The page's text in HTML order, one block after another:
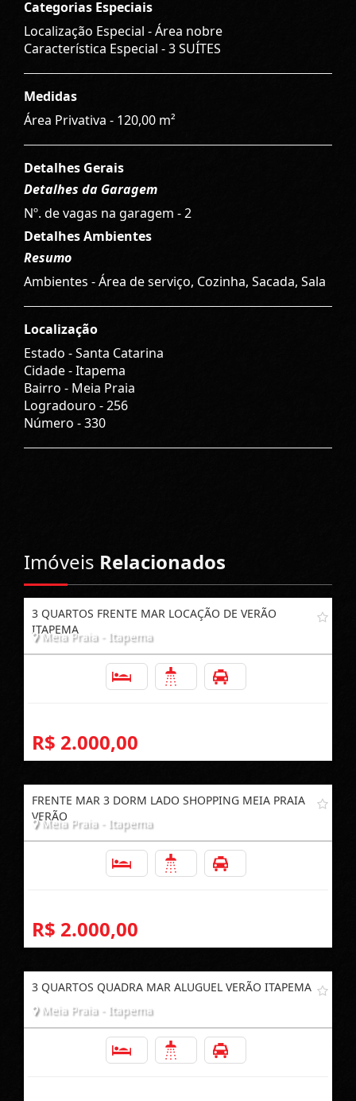
Categorias Especiais
Localização Especial - Área nobre
Característica Especial - 3 SUÍTES
Medidas
Área Privativa - 120,00 m²
Detalhes Gerais
Detalhes da Garagem
Nº. de vagas na garagem - 2
Detalhes Ambientes
Resumo
Ambientes - Área de serviço, Cozinha, Sacada, Sala
Localização
Estado -Santa Catarina
Cidade -Itapema
Bairro - Meia Praia
Logradouro -256
Número -330
Imóveis Relacionados
3 QUARTOS FRENTE MAR LOCAÇÃO DE VERÃO
ITAPEMA
Meia Praia - Itapema
R$ 2.000,00
FRENTE MAR 3 DORM LADO SHOPPING MEIA PRAIA
VERÃO
Meia Praia - Itapema
R$ 2.000,00
3 QUARTOS QUADRA MAR ALUGUEL VERÃO ITAPEMA
Meia Praia - Itapema